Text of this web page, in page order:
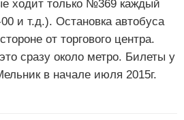
ходит только №369 каждый
и т.д.). Остановка автобуса
от торгового центра.
сразу около метро. Билеты у
в начале июля 2015г.